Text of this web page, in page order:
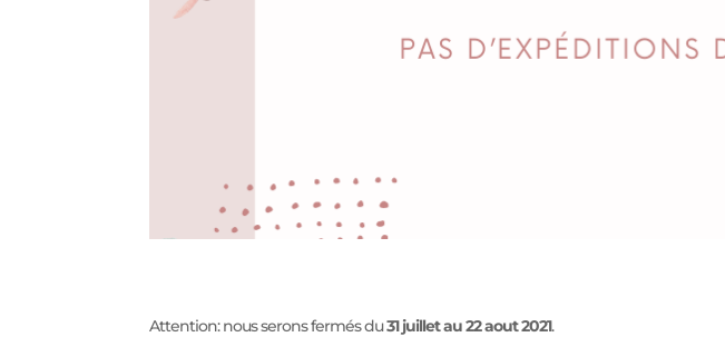
Attention: nous serons fermés du31 juillet au 22 aout 2021.